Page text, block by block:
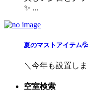
✨ ...
夏のマストアイテム💦
＼今年も設置し
空室検索